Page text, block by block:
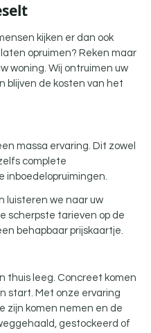
kijken er dan ook
opruimen? Reken maar
woning. Wij ontruimen uw
blijven de kosten van het
massa ervaring. Dit zowel
complete
inboedelopruimingen.
luisteren we naar uw
scherpste tarieven op de
behapbaar prijskaartje.
thuis leeg. Concreet komen
start. Met onze ervaring
zijn komen nemen en de
gestockeerd of